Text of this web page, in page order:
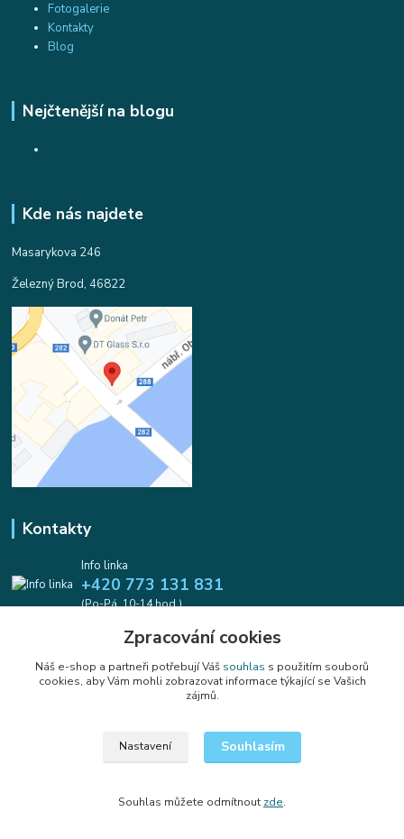
Fotogalerie
Kontakty
Blog
Nejčtenější na blogu
Kde nás najdete
Masarykova 246
Železný Brod, 46822
Kontakty
Info linka
+420 773 131 831
(Po-Pá, 10-14 hod.)
info@koralkomat.cz
Upravit sběr cookies.
Zpracování cookies
Náš e-shop a partneři potřebují Váš souhlas s použitím souborů
cookies, aby Vám mohli zobrazovat informace týkající se Vašich
zájmů.
Nastavení Souhlasím
Souhlas můžete odmítnout zde.